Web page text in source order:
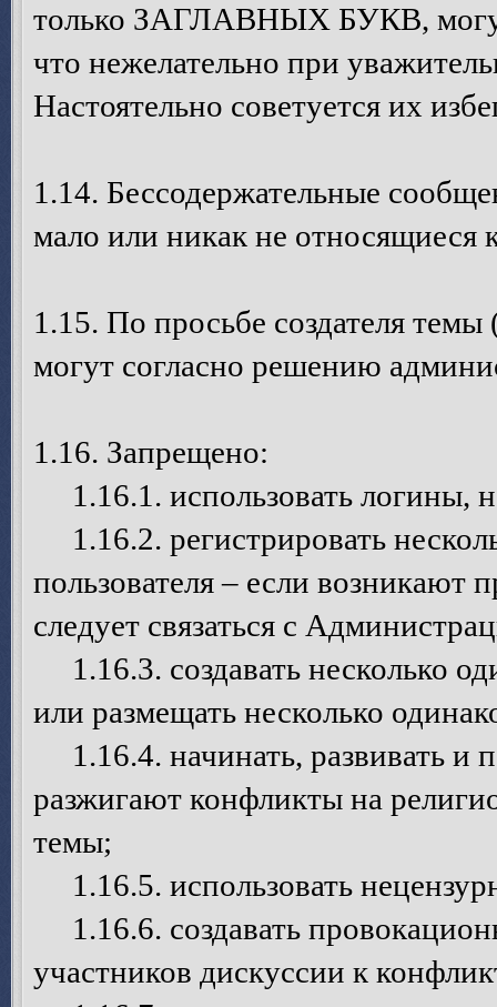
только ЗАГЛАВНЫХ БУКВ,
что нежелательно при
Настоятельно советуется их
1.14. Бессодержательные
мало или никак не относящиеся
1.15. По просьбе создателя
могут согласно решению
1.16. Запрещено:
1.16.1. использовать логины,
1.16.2. регистрировать
пользователя – если возникают
следует связаться с
1.16.3. создавать несколько
или размещать несколько
1.16.4. начинать, развивать и
разжигают конфликты на
темы;
1.16.5. использовать
1.16.6. создавать
участников дискуссии к